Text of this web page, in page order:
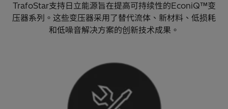
TrafoStar支持日立能源旨在提高可持续性的EconiQ™变
压器系列。这些变压器采用了替代流体、新材料、低损耗
和低噪音解决方案的创新技术成果。